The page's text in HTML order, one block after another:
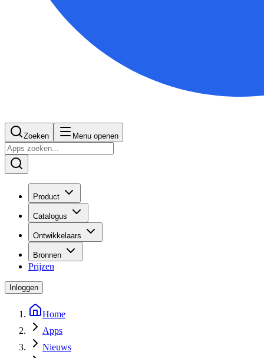
Zoeken Menu openen
Product
Catalogus
Ontwikkelaars
Bronnen
Prijzen
Inloggen
Home
Apps
Nieuws